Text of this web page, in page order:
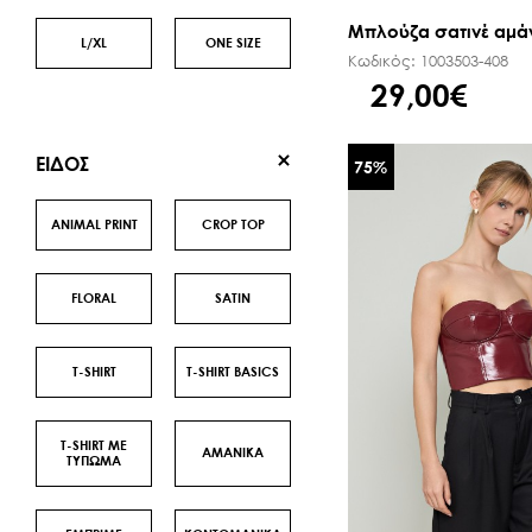
L/XL ONE SIZE
ΕΙΔΟΣ
ANIMAL PRINT CROP TOP
FLORAL SATΙN
T-SHIRT T-SHIRT BASICS
T-SHIRT ΜΕ
ΤΥΠΩΜΑ
ΑΜΑΝΙΚΑ
Μπλούζα σατινέ
Κωδικός: 1003503-408
29,00€
75%